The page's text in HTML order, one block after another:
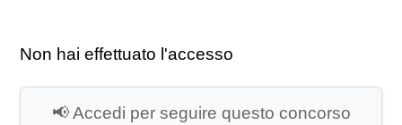
Non hai effettuato l'accesso
📢 Accedi per seguire questo concorso